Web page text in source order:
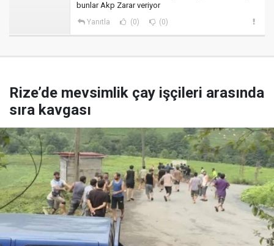
bunlar Akp Zarar veriyor
Yanıtla (0) (0)
Rize’de mevsimlik çay işçileri arasında
sıra kavgası